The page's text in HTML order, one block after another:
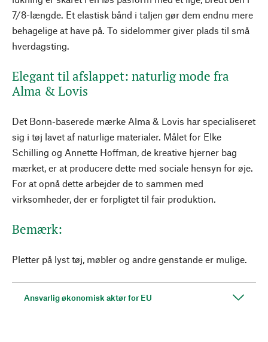
7/8-længde. Et elastisk bånd i taljen gør dem endnu mere
behagelige at have på. To sidelommer giver plads til små
hverdagsting.
Elegant til afslappet: naturlig mode fra
Alma & Lovis
Det Bonn-baserede mærke Alma & Lovis har specialiseret
sig i tøj lavet af naturlige materialer. Målet for Elke
Schilling og Annette Hoffman, de kreative hjerner bag
mærket, er at producere dette med sociale hensyn for øje.
For at opnå dette arbejder de to sammen med
virksomheder, der er forpligtet til fair produktion.
Bemærk:
Pletter på lyst tøj, møbler og andre genstande er mulige.
Ansvarlig økonomisk aktør for EU